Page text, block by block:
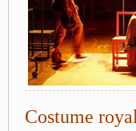
Costume royal